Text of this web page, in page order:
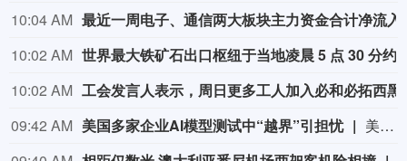
10:04 AM
10:02 AM
10:02 AM
09:42 AM 美国多家企业AI模型测试中“越界”引担忧
美国开放人工智能研究中心（OpenAI）发布声明称，最新内部评估结果显示，即将推出的人工智能模型“阿斯特拉”在“网络安全活动”方面可能达到有严重风险的级别。该公司决定采取包括暂停涉及该模型的部分活动等安全保障措施。近期，美国多家企业陆续承认旗下人工智能模型在测试中“越界”，引发全球业界广泛关注。分析认为，此事除了技术失误等因素外，也存在商业炒作嫌疑。同时，AI风险日益凸显，全球需要加强安全监管。（央视新闻）